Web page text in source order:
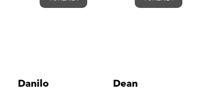
Danilo Dean